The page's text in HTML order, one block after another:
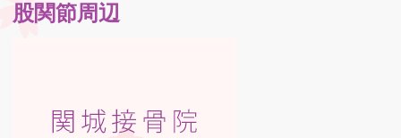
股関節周辺